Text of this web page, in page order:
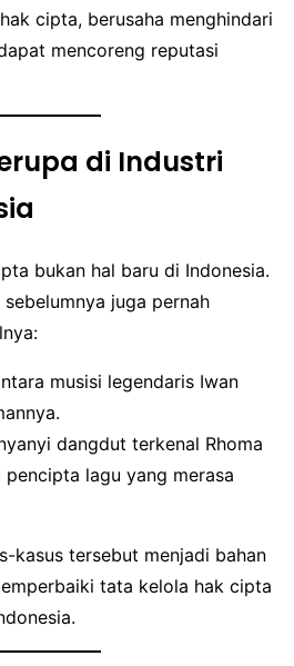
cipta, berusaha menghindari
mencoreng reputasi
di Industri
bukan hal baru di Indonesia.
juga pernah
musisi legendaris Iwan
dangdut terkenal Rhoma
pencipta lagu yang merasa
kasus tersebut menjadi bahan
tata kelola hak cipta